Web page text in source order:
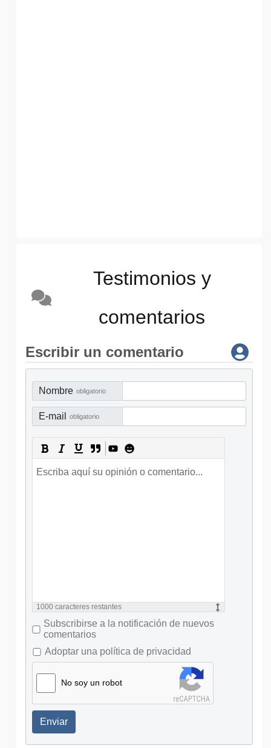
Testimonios y
comentarios
Escribir un comentario
Nombre obligatorio
E-mail obligatorio
1000 caracteres restantes
Subscribirse a la notificación de nuevos
comentarios
Adoptar una política de privacidad
No soy un robot
Enviar